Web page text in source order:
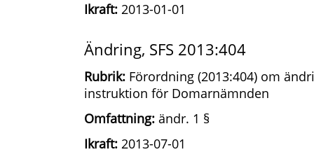
Ikraft: 2013-01-01
Ändring, SFS 2013:404
Rubrik: Förordning (2013:404) om
instruktion för Domarnämnden
Omfattning: ändr. 1 §
Ikraft: 2013-07-01